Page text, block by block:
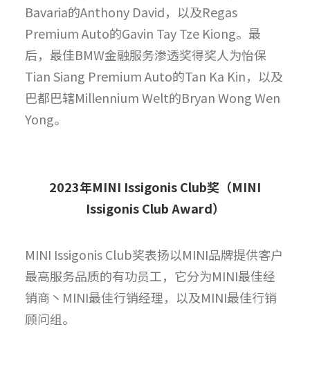
Bavaria的Anthony David，以及Regas
Premium Auto的Gavin Tay Tze Kiong。最
后，最佳BMW金融服务渗透奖得奖人为怡保
Tian Siang Premium Auto的Tan Ka Kin，以及
巴都巴辖Millennium Welt的Bryan Wong Wen
Yong。
2023年MINI Issigonis Club奖（MINI
Issigonis Club Award）
MINI Issigonis Club奖表扬以MINI品牌提供客户
最高服务品质的有功员工，它分为MINI最佳经
销商丶MINI最佳行销经理，以及MINI最佳行销
顾问组。